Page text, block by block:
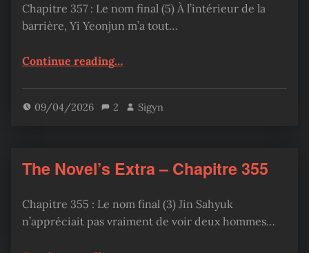
Chapitre 357 : Le nom final (5) À l’intérieur de la
barrière, Yi Yeonjun m’a tout…
Continue reading“The Novel’s Extra – Chapitre 357”
…
09/04/2026 2 Sigyn
The Novel’s Extra – Chapitre 355
Chapitre 355 : Le nom final (3) Jin Sahyuk
n’appréciait pas vraiment de voir deux hommes…